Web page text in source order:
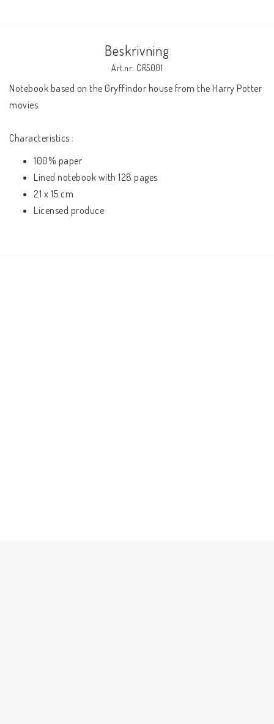
Beskrivning
Art.nr: CR5001
Notebook based on the Gryffindor house from the Harry Potter
movies.
Characteristics :
100% paper
Lined notebook with 128 pages
21 x 15 cm
Licensed produce